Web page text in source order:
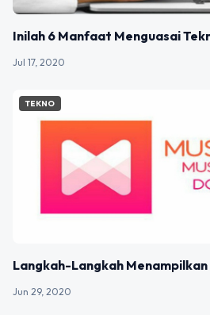
Inilah 6 Manfaat Menguasai
Jul 17, 2020
TEKNO
Langkah-Langkah
Jun 29, 2020